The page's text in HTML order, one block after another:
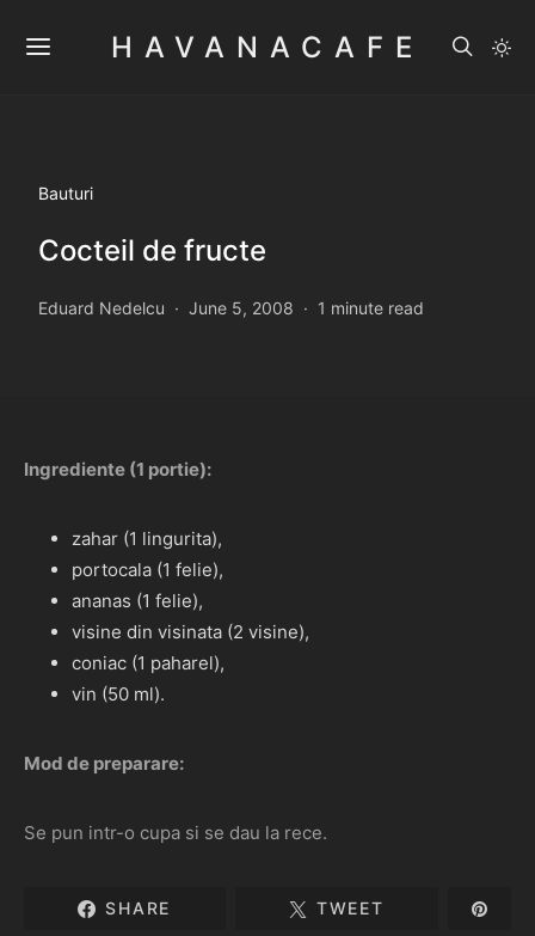
HAVANACAFE
Bauturi
Cocteil de fructe
Eduard Nedelcu June 5, 2008 1 minute read
Ingrediente (1 portie):
zahar (1 lingurita),
portocala (1 felie),
ananas (1 felie),
visine din visinata (2 visine),
coniac (1 paharel),
vin (50 ml).
Mod de preparare:
Se pun intr-o cupa si se dau la rece.
SHARE TWEET